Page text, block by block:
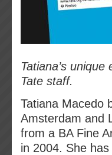
Tatiana’s
Tate staff.
Tatiana Macedo
Amsterdam and
from a BA Fine
in 2004. She